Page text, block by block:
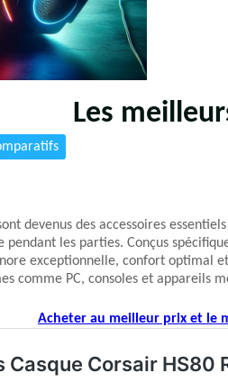
Les
devenus des accessoires
les parties. Conçus
exceptionnelle, confort optimal
comme PC, consoles et appareils
Acheter au meilleur prix et le